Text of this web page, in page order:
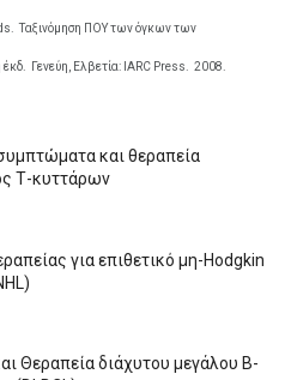
Ταξινόμηση ΠΟΥ των όγκων των
Γενεύη, Ελβετία: IARC Press. 2008.
και θεραπεία
Τ-κυττάρων
για επιθετικό μη-Hodgkin
Θεραπεία διάχυτου μεγάλου Β-